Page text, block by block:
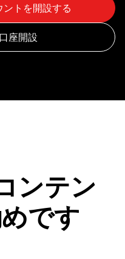
ンテン
です